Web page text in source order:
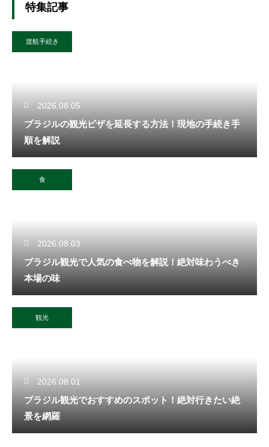
特集記事
渡航手続き
2026.08.05
ブラジルの観光ビザを延長する方法！現地の手続き手
順を解説
食
2026.08.03
ブラジル観光で人気の食べ物を解説！絶対味わうべき
本場の味
観光
2026.08.01
ブラジル観光でおすすめのスポット！絶対行きたい絶
景を網羅